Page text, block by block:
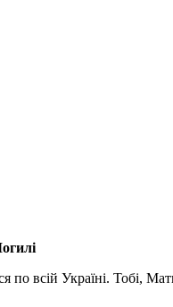
по всій Україні. Тобі,